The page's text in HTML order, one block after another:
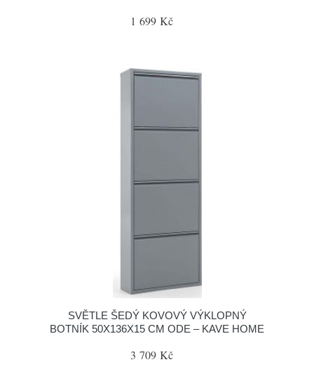
1 699 Kč
SVĚTLE ŠEDÝ KOVOVÝ VÝKLOPNÝ
BOTNÍK 50X136X15 CM ODE – KAVE HOME
3 709 Kč